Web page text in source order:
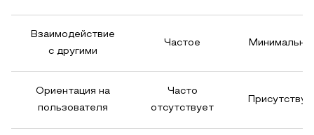
Взаимодействие
с другими
Частое
Ориентация на
пользователя
Часто
отсутствует